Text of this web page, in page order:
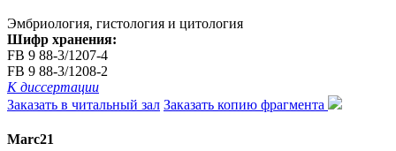
Эмбриология, гистология и цитология
Шифр хранения:
FB 9 88-3/1207-4
FB 9 88-3/1208-2
К диссертации
Заказать в читальный зал Заказать копию фрагмента
Marc21